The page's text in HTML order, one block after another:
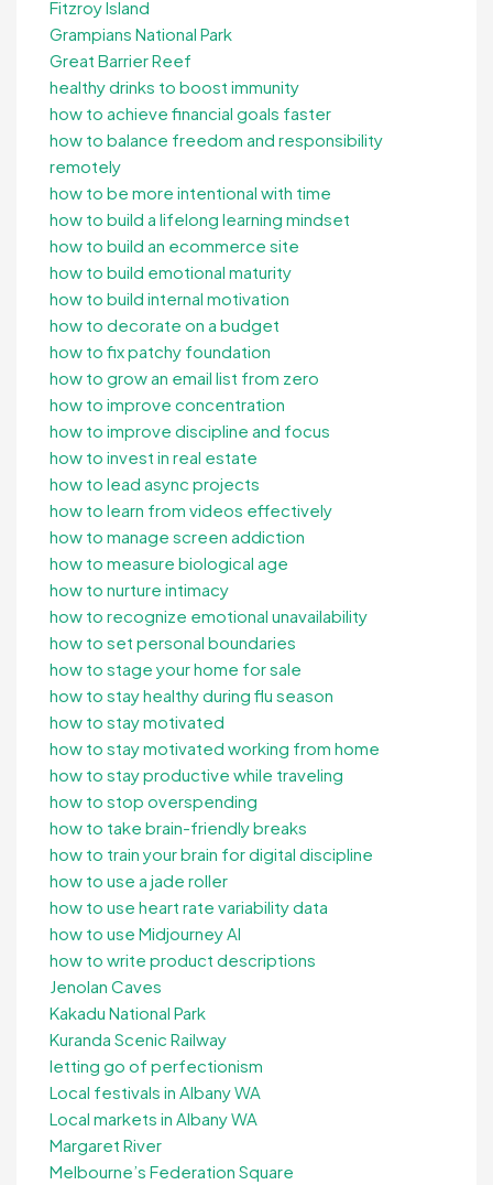
Fitzroy Island
Grampians National Park
Great Barrier Reef
healthy drinks to boost immunity
how to achieve financial goals faster
how to balance freedom and responsibility
remotely
how to be more intentional with time
how to build a lifelong learning mindset
how to build an ecommerce site
how to build emotional maturity
how to build internal motivation
how to decorate on a budget
how to fix patchy foundation
how to grow an email list from zero
how to improve concentration
how to improve discipline and focus
how to invest in real estate
how to lead async projects
how to learn from videos effectively
how to manage screen addiction
how to measure biological age
how to nurture intimacy
how to recognize emotional unavailability
how to set personal boundaries
how to stage your home for sale
how to stay healthy during flu season
how to stay motivated
how to stay motivated working from home
how to stay productive while traveling
how to stop overspending
how to take brain-friendly breaks
how to train your brain for digital discipline
how to use a jade roller
how to use heart rate variability data
how to use Midjourney AI
how to write product descriptions
Jenolan Caves
Kakadu National Park
Kuranda Scenic Railway
letting go of perfectionism
Local festivals in Albany WA
Local markets in Albany WA
Margaret River
Melbourne’s Federation Square